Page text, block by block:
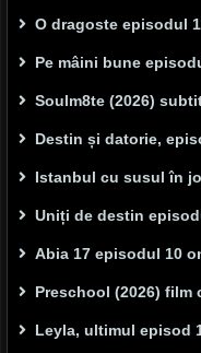
O dragoste episodul
Pe mâini bune
Soulm8te (2026)
Destin și datorie,
Istanbul cu susul în
Uniți de destin
Abia 17 episodul 10
Preschool (2026) film
Leyla, ultimul episod